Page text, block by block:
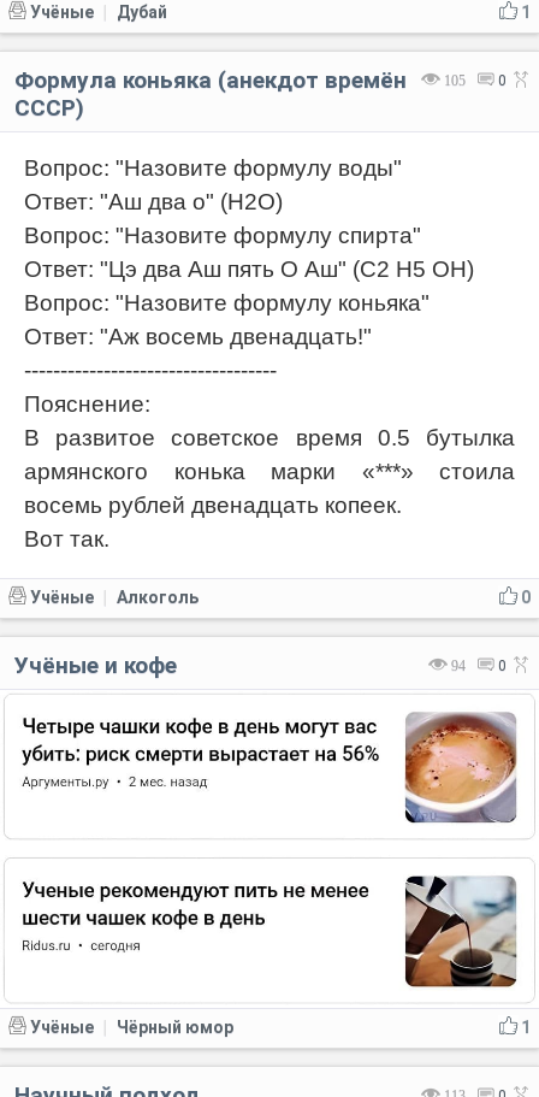
1
Учёные Дубай
105 0
Формула коньяка (анекдот времён
СССР)
Вопрос: "Назовите формулу воды"
Ответ: "Аш два о" (H2O)
Вопрос: "Назовите формулу спирта"
Ответ: "Цэ два Аш пять О Аш" (C2 H5 OH)
Вопрос: "Назовите формулу коньяка"
Ответ: "Аж восемь двенадцать!"
-----------------------------------
Пояснение:
В развитое советское время 0.5 бутылка
армянского конька марки «***» стоила
восемь рублей двенадцать копеек.
Вот так.
0
Учёные Алкоголь
94 0
Учёные и кофе
1
Учёные Чёрный юмор